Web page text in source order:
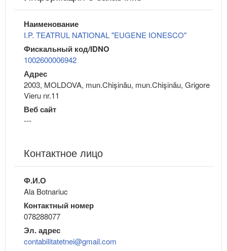
Наименование
I.P. TEATRUL NATIONAL "EUGENE IONESCO"
Фискальный код/IDNO
1002600006942
Адрес
2003, MOLDOVA, mun.Chişinău, mun.Chişinău, Grigore
Vieru nr.11
Веб сайт
---
Контактное лицо
Ф.И.О
Ala Botnariuc
Контактный номер
078288077
Эл. адрес
contabilitatetnei@gmail.com